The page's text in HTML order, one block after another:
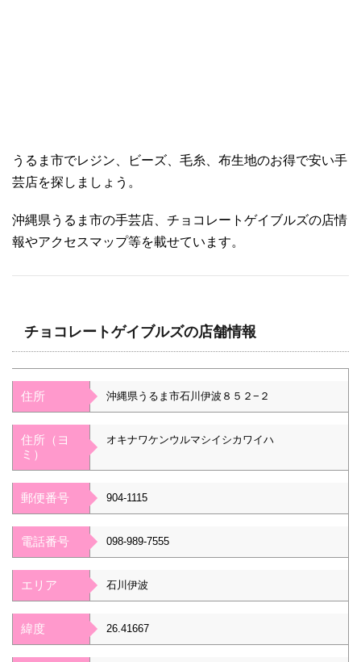
うるま市でレジン、ビーズ、毛糸、布生地のお得で安い手
芸店を探しましょう。
沖縄県うるま市の手芸店、チョコレートゲイブルズの店情
報やアクセスマップ等を載せています。
チョコレートゲイブルズの店舗情報
住所 沖縄県うるま市石川伊波８５２−２
住所（ヨ
ミ）
オキナワケンウルマシイシカワイハ
郵便番号 904-1115
電話番号 098-989-7555
エリア 石川伊波
緯度 26.41667